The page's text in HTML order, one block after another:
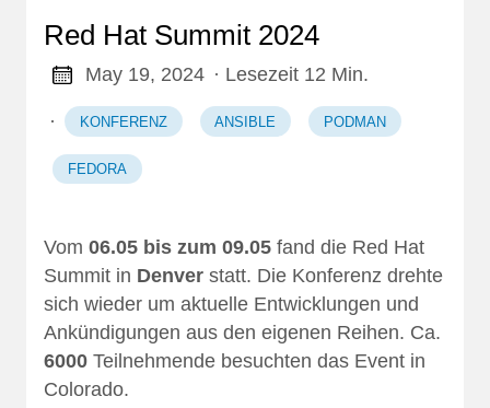
Red Hat Summit 2024
May 19, 2024 · Lesezeit 12 Min.
· KONFERENZ ANSIBLE PODMAN
FEDORA
Vom 06.05 bis zum 09.05 fand die Red Hat
Summit in Denver statt. Die Konferenz drehte
sich wieder um aktuelle Entwicklungen und
Ankündigungen aus den eigenen Reihen. Ca.
6000 Teilnehmende besuchten das Event in
Colorado.